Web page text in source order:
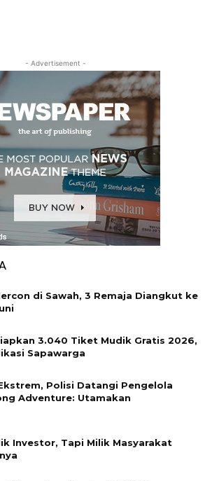
- Advertisement -
di Sawah, 3 Remaja Diangkut ke
3.040 Tiket Mudik Gratis 2026,
Sapawarga
Polisi Datangi Pengelola
Adventure: Utamakan
Investor, Tapi Milik Masyarakat